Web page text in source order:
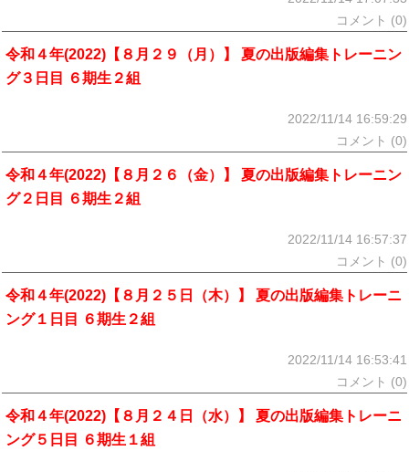
コメント (0)
令和４年(2022)【８月２９（月）】 夏の出版編集トレーニン
グ３日目 ６期生２組
2022/11/14 16:59:29
コメント (0)
令和４年(2022)【８月２６（金）】 夏の出版編集トレーニン
グ２日目 ６期生２組
2022/11/14 16:57:37
コメント (0)
令和４年(2022)【８月２５日（木）】 夏の出版編集トレーニ
ング１日目 ６期生２組
2022/11/14 16:53:41
コメント (0)
令和４年(2022)【８月２４日（水）】 夏の出版編集トレーニ
ング５日目 ６期生１組